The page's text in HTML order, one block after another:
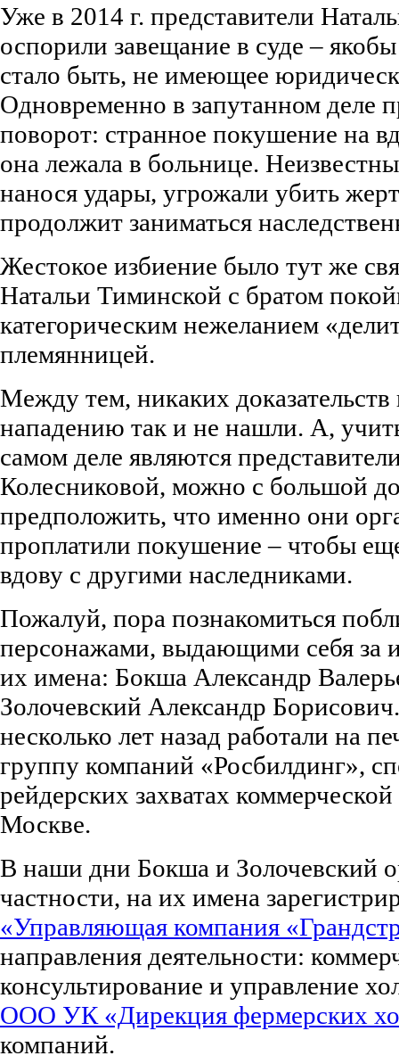
Уже в 2014 г. представители
оспорили завещание в суде –
стало быть, не имеющее
Одновременно в запутанном деле
поворот: странное покушение на
она лежала в больнице.
нанося удары, угрожали убить
продолжит заниматься
Жестокое избиение было тут же
Натальи Тиминской с братом
категорическим нежеланием
племянницей.
Между тем, никаких
нападению так и не нашли. А,
самом деле являются
Колесниковой, можно с большой
предположить, что именно они
проплатили покушение – чтобы
вдову с другими наследниками.
Пожалуй, пора познакомиться
персонажами, выдающими себя за
их имена: Бокша Александр
Золочевский Александр
несколько лет назад работали на
группу компаний «Росбилдинг»,
рейдерских захватах
Москве.
В наши дни Бокша и Золочевский
частности, на их имена
«Управляющая компания
направления деятельности:
консультирование и управление
ООО УК «Дирекция фермерских
компаний.